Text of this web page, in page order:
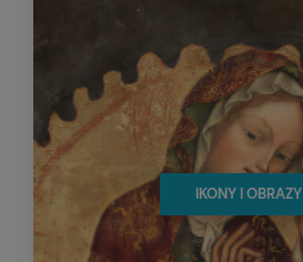
IKONY I OBRAZY